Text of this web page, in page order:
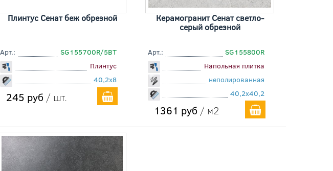
Плинтус Сенат беж обрезной
Арт.:
SG155700R/5BT
Плинтус
40,2x8
245 руб / шт.
Керамогранит Сенат светло-
серый обрезной
Арт.:
SG155800R
Напольная плитка
неполированная
40,2x40,2
1361 руб / м2